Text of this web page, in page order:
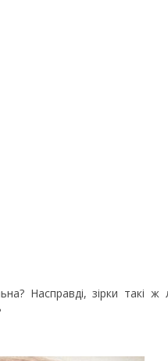
Насправді, зірки такі